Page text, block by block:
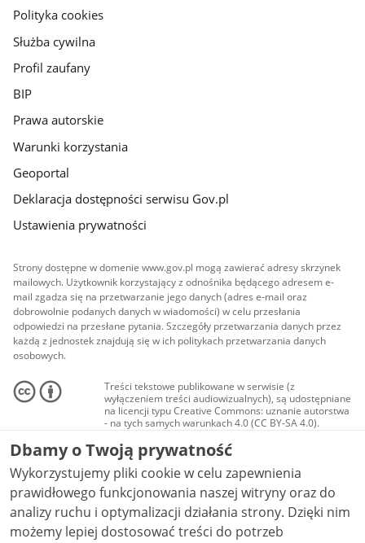
gov.pl
Polityka cookies
Służba cywilna
Profil zaufany
BIP
Prawa autorskie
Warunki korzystania
Geoportal
Deklaracja dostępności serwisu Gov.pl
Ustawienia prywatności
Strony dostępne w domenie www.gov.pl mogą zawierać adresy skrzynek
mailowych. Użytkownik korzystający z odnośnika będącego adresem e-
mail zgadza się na przetwarzanie jego danych (adres e-mail oraz
dobrowolnie podanych danych w wiadomości) w celu przesłania
odpowiedzi na przesłane pytania. Szczegóły przetwarzania danych przez
każdą z jednostek znajdują się w ich politykach przetwarzania danych
osobowych.
Treści tekstowe publikowane w serwisie (z
wyłączeniem treści audiowizualnych), są udostępniane
na licencji typu Creative Commons: uznanie autorstwa
- na tych samych warunkach 4.0 (CC BY-SA 4.0).
Materiały audiowizualne, w tym zdjęcia, materiały
audio i wideo, są udostępniane na licencji typu
Creative Commons: uznanie autorstwa użycie
niekomercyjne - bez utworów zależnych 4.0 (CC BY-
NC-ND 4.0), o ile nie jest to stwierdzone inaczej.
Dbamy o Twoją prywatność
Wykorzystujemy pliki cookie w celu zapewnienia
prawidłowego funkcjonowania naszej witryny oraz do
analizy ruchu i optymalizacji działania strony. Dzięki nim
możemy lepiej dostosować treści do potrzeb